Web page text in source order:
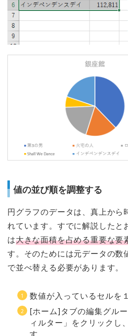
値の並び順を調整する
円グラフのデータは、真上から
れています。すでに解説したと
は大きな面積を占める重要な要
す。そのためには元データの数
で並べ替える必要があります。
数値が入っているセルを
[ホーム]タブの編集グル
ィルター」をクリックし